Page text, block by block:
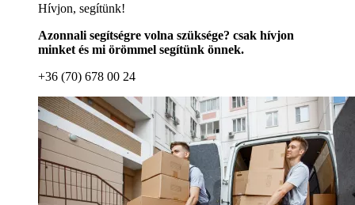
Hívjon, segítünk!
Azonnali segítségre volna szüksége? csak hívjon
minket és mi örömmel segítünk önnek.
+36 (70) 678 00 24